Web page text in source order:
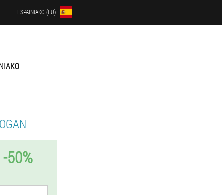
ESPAINIAKO (EU)
50%